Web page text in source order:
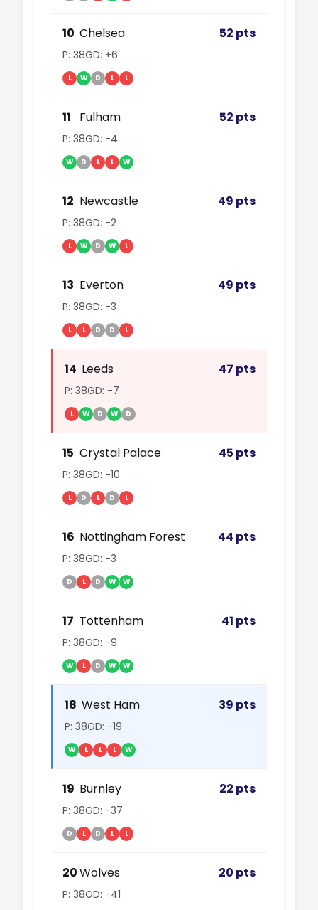
10 Chelsea 52 pts
P: 38GD: +6
L W D L L
11 Fulham 52 pts
P: 38GD: -4
W D L L W
12 Newcastle 49 pts
P: 38GD: -2
L W D W L
13 Everton 49 pts
P: 38GD: -3
L L D D L
14 Leeds 47 pts
P: 38GD: -7
L W D W D
15 Crystal Palace 45 pts
P: 38GD: -10
L D L D L
16 Nottingham Forest 44 pts
P: 38GD: -3
D L D W W
17 Tottenham 41 pts
P: 38GD: -9
W L D W W
18 West Ham 39 pts
P: 38GD: -19
W L L L W
19 Burnley 22 pts
P: 38GD: -37
D L D L L
20Wolves 20 pts
P: 38GD: -41